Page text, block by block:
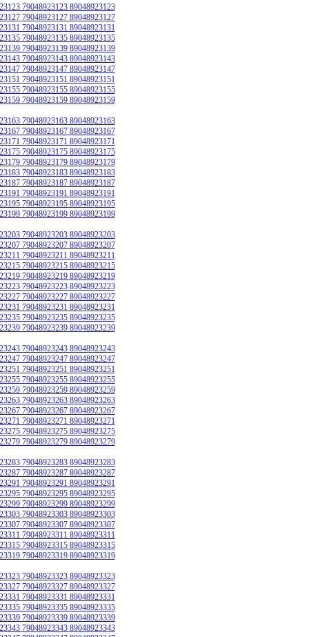
79048923123 89048923123
79048923127 89048923127
79048923131 89048923131
79048923135 89048923135
79048923139 89048923139
79048923143 89048923143
79048923147 89048923147
79048923151 89048923151
79048923155 89048923155
79048923159 89048923159
79048923163 89048923163
79048923167 89048923167
79048923171 89048923171
79048923175 89048923175
79048923179 89048923179
79048923183 89048923183
79048923187 89048923187
79048923191 89048923191
79048923195 89048923195
79048923199 89048923199
79048923203 89048923203
79048923207 89048923207
79048923211 89048923211
79048923215 89048923215
79048923219 89048923219
79048923223 89048923223
79048923227 89048923227
79048923231 89048923231
79048923235 89048923235
79048923239 89048923239
79048923243 89048923243
79048923247 89048923247
79048923251 89048923251
79048923255 89048923255
79048923259 89048923259
79048923263 89048923263
79048923267 89048923267
79048923271 89048923271
79048923275 89048923275
79048923279 89048923279
79048923283 89048923283
79048923287 89048923287
79048923291 89048923291
79048923295 89048923295
79048923299 89048923299
79048923303 89048923303
79048923307 89048923307
79048923311 89048923311
79048923315 89048923315
79048923319 89048923319
79048923323 89048923323
79048923327 89048923327
79048923331 89048923331
79048923335 89048923335
79048923339 89048923339
79048923343 89048923343